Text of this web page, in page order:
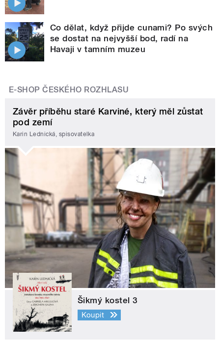
Co dělat, když přijde cunami? Po svých
se dostat na nejvyšší bod, radí na
Havaji v tamním muzeu
E-SHOP ČESKÉHO ROZHLASU
Závěr příběhu staré Karviné, který měl zůstat
pod zemí
Karin Lednická, spisovatelka
Šikmý kostel 3
Koupit